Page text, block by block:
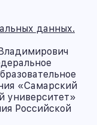
данных.
«Самарский
университет»
Российской